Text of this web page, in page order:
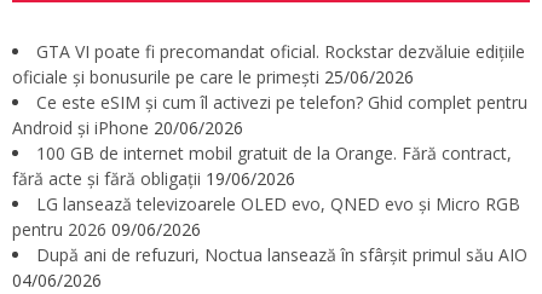
GTA VI poate fi precomandat oficial. Rockstar dezvăluie edițiile
oficiale și bonusurile pe care le primești 25/06/2026
Ce este eSIM și cum îl activezi pe telefon? Ghid complet pentru
Android și iPhone 20/06/2026
100 GB de internet mobil gratuit de la Orange. Fără contract,
fără acte și fără obligații 19/06/2026
LG lansează televizoarele OLED evo, QNED evo și Micro RGB
pentru 2026 09/06/2026
După ani de refuzuri, Noctua lansează în sfârșit primul său AIO
04/06/2026